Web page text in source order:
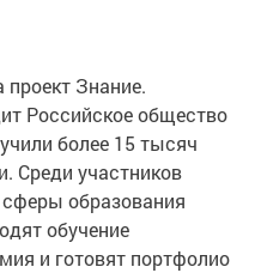
Знание.
Российское общество
более 15 тысяч
Среди участников
сферы образования
обучение
и готовят портфолио